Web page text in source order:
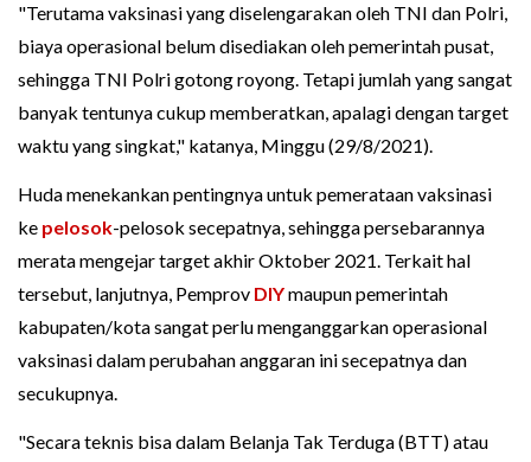
"Terutama vaksinasi yang diselengarakan oleh TNI dan Polri,
biaya operasional belum disediakan oleh pemerintah pusat,
sehingga TNI Polri gotong royong. Tetapi jumlah yang sangat
banyak tentunya cukup memberatkan, apalagi dengan target
waktu yang singkat," katanya, Minggu (29/8/2021).
Huda menekankan pentingnya untuk pemerataan vaksinasi
ke pelosok-pelosok secepatnya, sehingga persebarannya
merata mengejar target akhir Oktober 2021. Terkait hal
tersebut, lanjutnya, Pemprov DIYmaupun pemerintah
kabupaten/kota sangat perlu menganggarkan operasional
vaksinasi dalam perubahan anggaran ini secepatnya dan
secukupnya.
"Secara teknis bisa dalam Belanja Tak Terduga (BTT) atau